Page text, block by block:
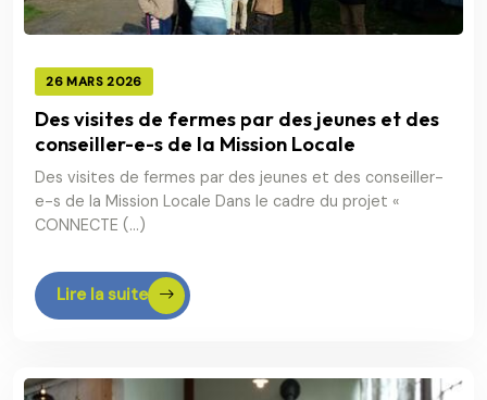
26 MARS 2026
Des visites de fermes par des jeunes et des
conseiller-e-s de la Mission Locale
Des visites de fermes par des jeunes et des conseiller-
e-s de la Mission Locale Dans le cadre du projet «
CONNECTE (…)
Lire la suite